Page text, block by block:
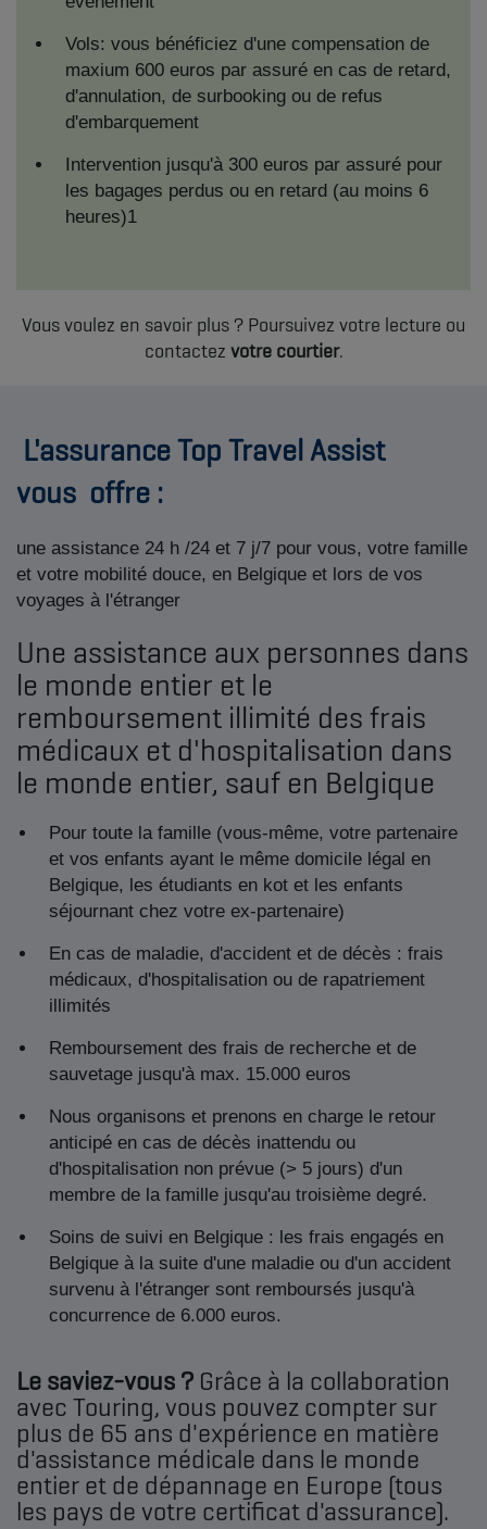
Vols: vous bénéficiez d'une compensation de
maxium 600 euros par assuré en cas de retard,
d'annulation, de surbooking ou de refus
d'embarquement
Intervention jusqu'à 300 euros par assuré pour
les bagages perdus ou en retard (au moins 6
heures)1
Vous voulez en savoir plus ? Poursuivez votre lecture ou
contactez votre courtier.
L'assurance Top Travel Assist
vous offre :
une assistance 24 h /24 et 7 j/7 pour vous, votre famille
et votre mobilité douce, en Belgique et lors de vos
voyages à l'étranger
Une assistance aux personnes dans
le monde entier et le
remboursement illimité des frais
médicaux et d'hospitalisation dans
le monde entier, sauf en Belgique
Pour toute la famille (vous-même, votre partenaire
et vos enfants ayant le même domicile légal en
Belgique, les étudiants en kot et les enfants
séjournant chez votre ex-partenaire)
En cas de maladie, d'accident et de décès : frais
médicaux, d'hospitalisation ou de rapatriement
illimités
Remboursement des frais de recherche et de
sauvetage jusqu'à max. 15.000 euros
Nous organisons et prenons en charge le retour
anticipé en cas de décès inattendu ou
d'hospitalisation non prévue (> 5 jours) d'un
membre de la famille jusqu'au troisième degré.
Soins de suivi en Belgique : les frais engagés en
Belgique à la suite d'une maladie ou d'un accident
survenu à l'étranger sont remboursés jusqu'à
concurrence de 6.000 euros.
Le saviez-vous ? Grâce à la collaboration
avec Touring, vous pouvez compter sur
plus de 65 ans d'expérience en matière
d'assistance médicale dans le monde
entier et de dépannage en Europe (tous
les pays de votre certificat d'assurance).